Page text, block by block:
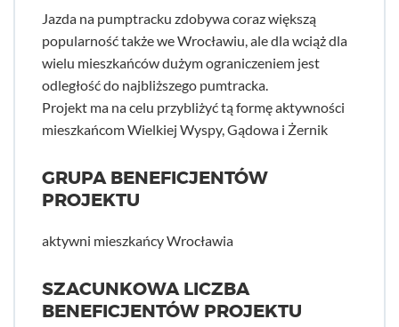
Jazda na pumptracku zdobywa coraz większą
popularność także we Wrocławiu, ale dla wciąż dla
wielu mieszkańców dużym ograniczeniem jest
odległość do najbliższego pumtracka.
Projekt ma na celu przybliżyć tą formę aktywności
mieszkańcom Wielkiej Wyspy, Gądowa i Żernik
GRUPA BENEFICJENTÓW
PROJEKTU
aktywni mieszkańcy Wrocławia
SZACUNKOWA LICZBA
BENEFICJENTÓW PROJEKTU